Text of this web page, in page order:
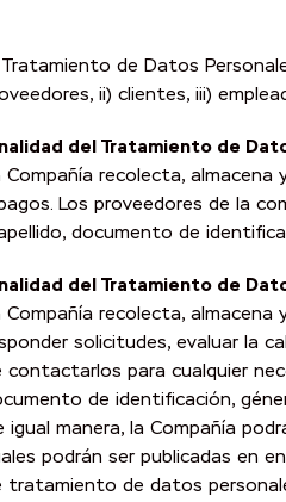
Tratamiento de Datos
ii) clientes, iii)
del Tratamiento de
Compañía recolecta,
Los proveedores de la
documento de
del Tratamiento de
Compañía recolecta,
solicitudes, evaluar la
contactarlos para cualquier
de identificación,
igual manera, la Compañía
podrán ser publicadas en
tratamiento de datos